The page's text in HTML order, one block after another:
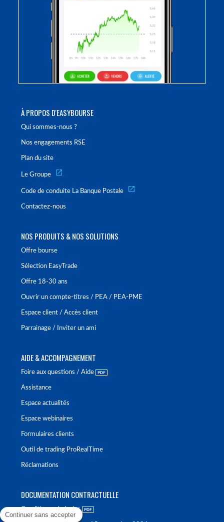
À PROPOS D'EASYBOURSE
Qui sommes-nous ?
Nos engagements RSE
Plan du site
Le Groupe
Code de conduite La Banque Postale
Contactez-nous
NOS PRODUITS & NOS SOLUTIONS
Offre bourse
Sélection EasyTrade
Offre 18-30 ans
Ouvrir un compte-titres / PEA / PEA-PME
Espace client / Accès client
Parrainage / Inviter un ami
AIDE & ACCOMPAGNEMENT
Foire aux questions / Aide
Assistance
Espace actualités
Espace webinaires
Formulaires clients
Outil de trading ProRealTime
Réclamations
DOCUMENTATION CONTRACTUELLE
Conditions générales
Continuer sans accepter